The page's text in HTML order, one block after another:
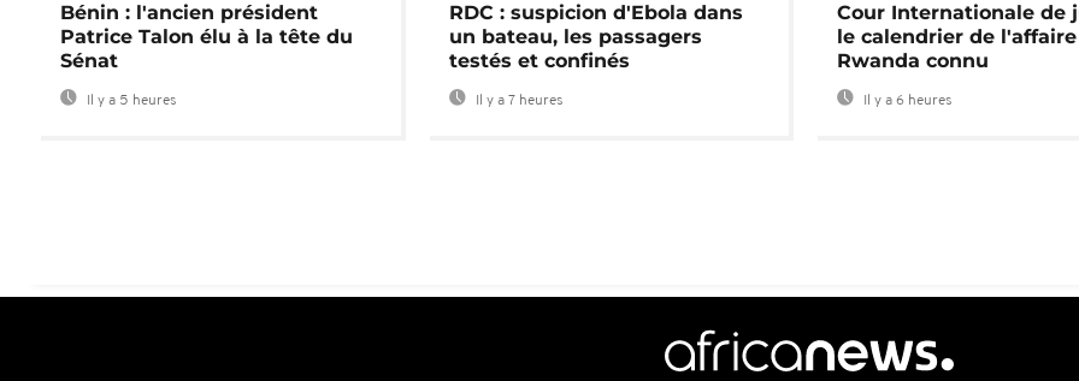
Bénin : l'ancien président
Patrice Talon élu à la tête du
Sénat
Il y a 5 heures
RDC : suspicion d'Ebola dans
un bateau, les passagers
testés et confinés
Il y a 7 heures
Cour Internationale de
le calendrier de l'affaire
Rwanda connu
Il y a 6 heures